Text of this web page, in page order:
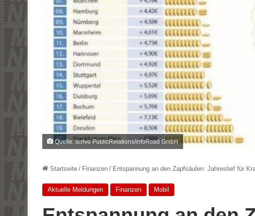
Quelle: scrivo PublicRelations/infoRoad GmbH
Startseite / Finanzen / Entspannung an den Zapfsäulen: Jahrestief für
Aktuelle Meldungen Finanzen Mobil